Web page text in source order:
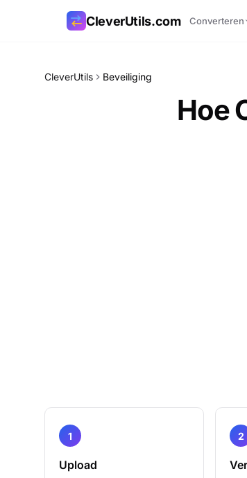
CleverUtils.com Converteren
CleverUtils Beveiliging
Hoe
Upload